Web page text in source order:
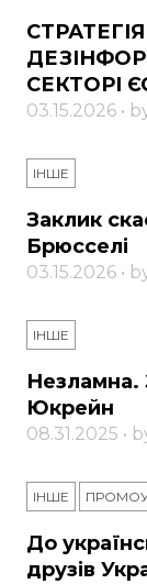
СЕКТОРІ
03.15.2026 •
ІНШЕ
Заклик
Брюсселі
03.15.2026 •
ІНШЕ
Незламна.
Юкрейн
08.31.2025 •
ІНШЕ
До
друзів